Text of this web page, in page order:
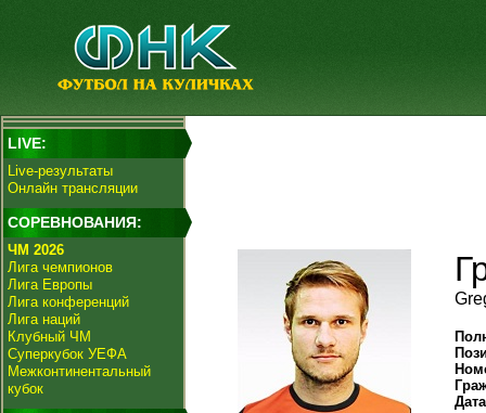
LIVE:
Live-результаты
Онлайн трансляции
СОРЕВНОВАНИЯ:
ЧМ 2026
Лига чемпионов
Лига Европы
Лига конференций
Лига наций
Клубный ЧМ
Суперкубок УЕФА
Межконтинентальный
кубок